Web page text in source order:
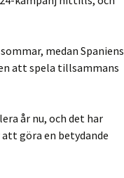
medan Spaniens
att spela tillsammans
år nu, och det har
göra en betydande